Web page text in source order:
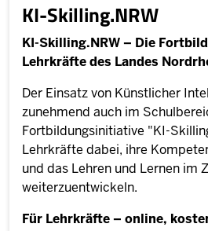
KI-Skilling.NRW
KI-Skilling.NRW – Die
Lehrkräfte des Landes
Der Einsatz von Künstlicher
zunehmend auch im
Fortbildungsinitiative "KI-
Lehrkräfte dabei, ihre
und das Lehren und Lernen im
weiterzuentwickeln.
Für Lehrkräfte – online,